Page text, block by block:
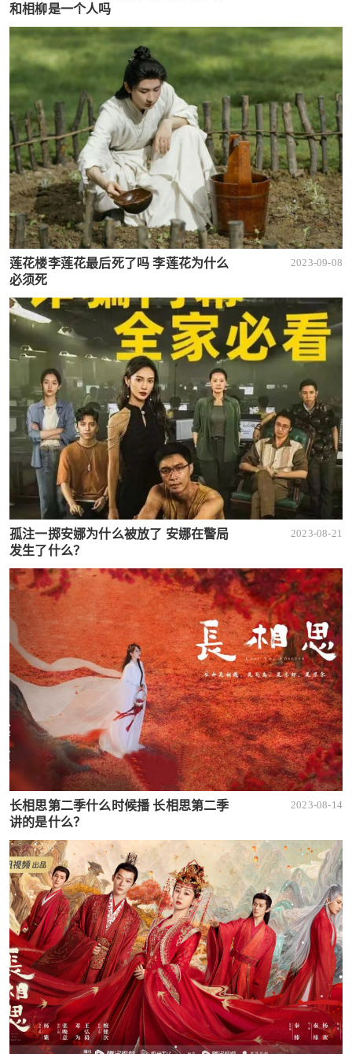
和相柳是一个人吗
莲花楼李莲花最后死了吗 李莲花为什么
必须死
2023-09-08
孤注一掷安娜为什么被放了 安娜在警局
发生了什么？
2023-08-21
长相思第二季什么时候播 长相思第二季
讲的是什么？
2023-08-14